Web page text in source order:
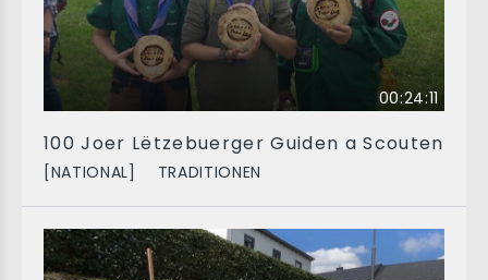
00:24:11
100 Joer Lëtzebuerger Guiden a Scouten
[NATIONAL] TRADITIONEN